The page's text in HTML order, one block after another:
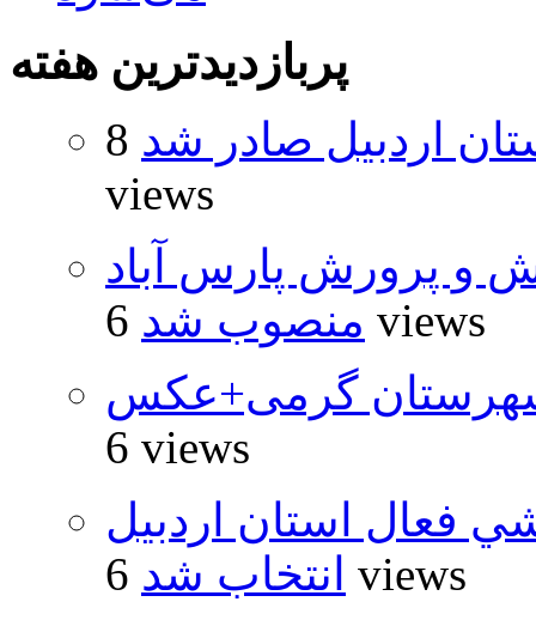
پربازدیدترین هفته
اردبیل صادر شد 8
views
و پرورش پارس آباد
منصوب شد 6 views
گرمی+عکس
6 views
فعال استان اردبيل
انتخاب شد 6 views